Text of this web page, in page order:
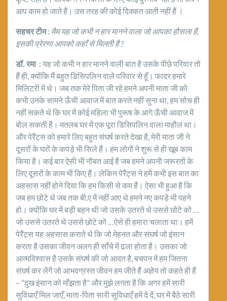
आप काम हो जाते हैं। उस तरह की कोई दिक्कत आती नहीं हैं ।
सहचर टीम: मैम यह जो कभी न हार मानने वाला जो आपका हौसला हैं,
इसकी प्रेरणा आपको कहाँ से मिलती है ?
डॉ. रमा: यह जो कभी न हार मानने वाली बात है उसके पीछे परिवार तो
हैं ही, क्योंकि मैं बहुत डिसिपलिन वाले परिवार से हूँ। फादर हमारे
मिलिटरी में थे। जब तक मेरे पिता जी रहे हमने अपनी माता जी को
कभी उनके सामने ऊँची आवाज में बात करते नहीं सुना था, हम सोच ही
नहीं सकते थे कि घर में कोई महिला भी पुरूष के आगे ऊँची आवाज में
बोल सकती है। मतलब घर में एक पूरा डिसिपलिन वाला माहौल था।
और पेरैंट्स को हमारे लिए बहुत संघर्ष करते देखा है, मेरी माता जी ने
दूसरों के घरों के कपड़े भी सिले हैं। हम लोगों ने शुरू से ही खूब काम
किया है। कई बार ऐसी भी नौबत आई है जब हमने अपनी जरूरतों के
लिए दूसरों के काम भी किए हैं। लेकिन पेरैंट्स ने हमें कभी इस बात का
अहसास नहीं होने दिया कि हम किसी से कम हैं। ऐसा भी हुआ है कि
जब हम छोटे थे जब तक बी.ए में नहीं आए थे हमने नए कपड़े भी पहने
हो। क्योंकि घर में बड़ी बहन थी जो उसके उतरते थे उससे छोटे को …
जो उससे उतरते थे उससे छोटे को …ऐसे ही हमारा चलाता था। हमें
पेरैंट्स यह अहसास कराते थे कि जो मेहनत और संघर्ष जो इंसान
करता है उसका जीवन अलग ही साँचे में ढला होता है। उसका जो
आत्मविश्वास है उसके संघर्ष की जो आदत है, बचपन में हम जितना
संघर्ष कर लेंगें जो आभवग्रस्त जीवन हम जीते हैं अज्ञेय तो कहते ही हैं
– “दुख इंसान को माँझता है” और मुझे लगता है कि अगर हमें सारी
सुविधाएँ मिल जाएँ, माता-पिता सारी सुविधाएँ हमें दे दें, घर में बैठे सारी